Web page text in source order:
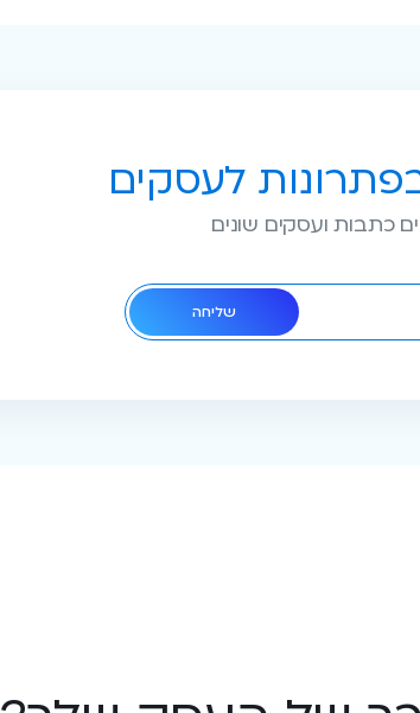
לעסקים
כתבות ועסקים שונים
שליחה